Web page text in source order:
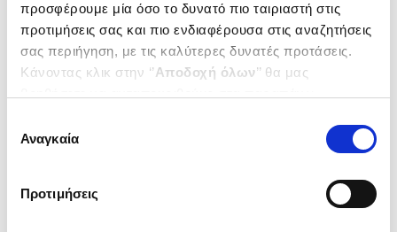
προσφέρουμε μία όσο το δυνατό πιο ταιριαστή στις
προτιμήσεις σας και πιο ενδιαφέρουσα στις αναζητήσεις
σας περιήγηση, με τις καλύτερες δυνατές προτάσεις.
Κάνοντας κλικ στην ‘’Αποδοχή όλων’’ θα μας
ενδιαφέρουν και να επιλέξετε από τα παρακάτω με την
΄΄και να ενημερωθείτε σχετικά με
συγκατάθεσης
Αναγκαία
Προτιμήσεις